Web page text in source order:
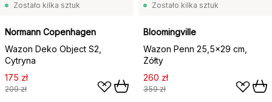
Zostało kilka sztuk
Normann Copenhagen
Wazon Deko Object S2,
Cytryna
175 zł
209 zł
Zostało kilka sztuk
Bloomingville
Wazon Penn 25,5x29 cm,
Żółty
260 zł
359 zł